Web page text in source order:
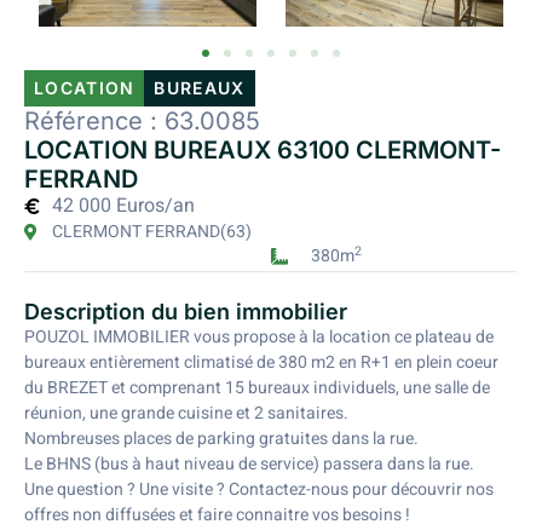
LOCATION BUREAUX
Référence : 63.0085
LOCATION BUREAUX 63100 CLERMONT-
FERRAND
42 000 Euros/an
CLERMONT FERRAND(63)
380m2
Description du bien immobilier
POUZOL IMMOBILIER vous propose à la location ce plateau de
bureaux entièrement climatisé de 380 m2 en R+1 en plein coeur
du BREZET et comprenant 15 bureaux individuels, une salle de
réunion, une grande cuisine et 2 sanitaires.
Nombreuses places de parking gratuites dans la rue.
Le BHNS (bus à haut niveau de service) passera dans la rue.
Une question ? Une visite ? Contactez-nous pour découvrir nos
offres non diffusées et faire connaitre vos besoins !